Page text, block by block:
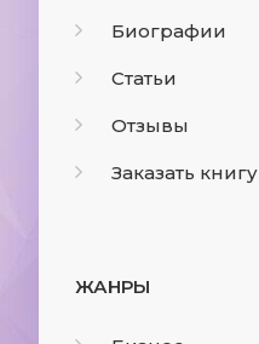
Биографии
Статьи
Отзывы
Заказать книгу
ЖАНРЫ